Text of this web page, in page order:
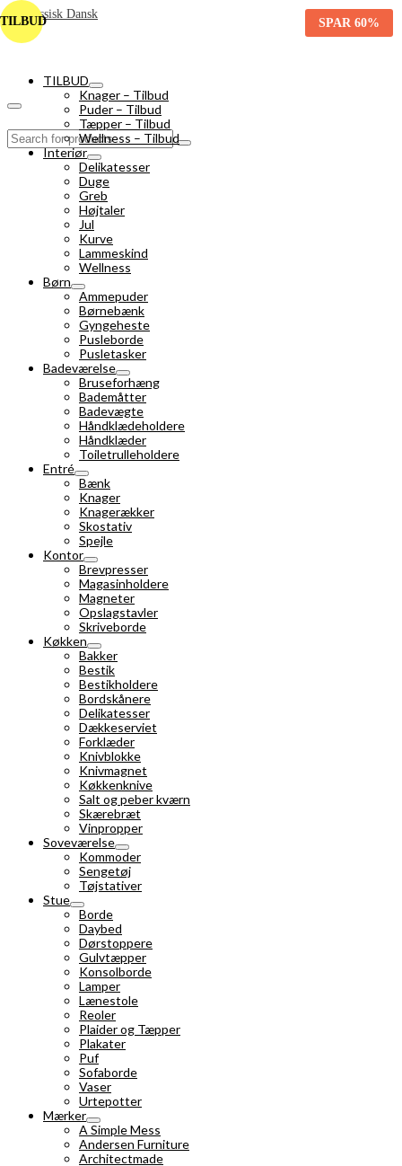
Search
for:
TILBUD
Knager – Tilbud
Puder – Tilbud
Tæpper – Tilbud
Wellness – Tilbud
Interiør
Delikatesser
Duge
Greb
Højtaler
Jul
Kurve
Lammeskind
Wellness
Børn
Ammepuder
Børnebænk
Gyngeheste
Pusleborde
Pusletasker
Badeværelse
Bruseforhæng
Bademåtter
Badevægte
Håndklædeholdere
Håndklæder
Toiletrulleholdere
Entré
Bænk
Knager
Knagerækker
Skostativ
Spejle
Kontor
Brevpresser
Magasinholdere
Magneter
Opslagstavler
Skriveborde
Køkken
Bakker
Bestik
Bestikholdere
Bordskånere
Delikatesser
Dækkeserviet
Forklæder
Knivblokke
Knivmagnet
Køkkenknive
Salt og peber kværn
Skærebræt
Vinpropper
Soveværelse
Kommoder
Sengetøj
Tøjstativer
Stue
Borde
Daybed
Dørstoppere
Gulvtæpper
Konsolborde
Lamper
Lænestole
Reoler
Plaider og Tæpper
Plakater
Puf
Sofaborde
Vaser
Urtepotter
Mærker
A Simple Mess
Andersen Furniture
Architectmade
TILBUD SPAR 60%